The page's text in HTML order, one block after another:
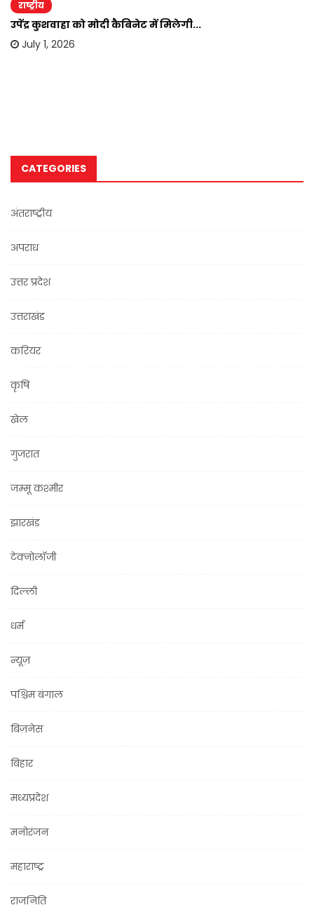
राष्ट्रीय
उपेंद्र कुशवाहा को मोदी कैबिनेट में मिलेगी...
July 1, 2026
CATEGORIES
अंतराष्ट्रीय
अपराध
उत्तर प्रदेश
उत्तराखंड
करियर
कृषि
खेल
गुजरात
जम्मू कश्मीर
झारखंड
टेक्नोलॉजी
दिल्ली
धर्म
न्यूज़
पश्चिम बंगाल
बिज़नेस
बिहार
मध्यप्रदेश
मनोरंजन
महाराष्ट्र
राजनिति